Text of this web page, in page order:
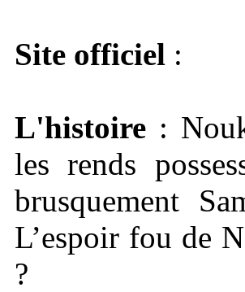
Site officiel :
L'histoire :
les rends
brusquement
L’espoir fou de
?